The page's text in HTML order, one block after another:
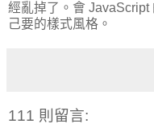
經亂掉了。會 JavaScript
己要的樣式風格。
111 則留言: